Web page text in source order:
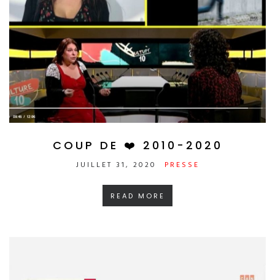
COUP DE ❤️ 2010-2020
JUILLET 31, 2020 PRESSE
READ MORE